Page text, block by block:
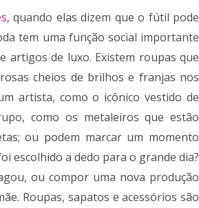
, quando elas dizem que o fútil pode
tem uma função social importante
artigos de luxo. Existem roupas que
cheios de brilhos e franjas nos
artista, como o icônico vestido de
como os metaleiros que estão
ou podem marcar um momento
escolhido a dedo para o grande dia?
ou compor uma nova produção
Roupas, sapatos e acessórios são